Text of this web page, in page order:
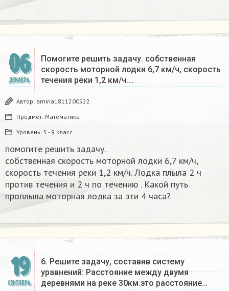
06
ДЕКАБРЬ
Помогите решить задачу. собственная
скорость моторной лодки 6,7 км/ч, скорость
течения реки 1,2 км/ч….
Автор: amina1811200522
Предмет: Математика
Уровень: 5 - 9 класс
помогите решить задачу.
собственная скорость моторной лодки 6,7 км/ч,
скорость течения реки 1,2 км/ч. Лодка плыла 2 ч
против течения и 2 ч по течению . Какой путь
проплыла моторная лодка за эти 4 часа?
19
СЕНТЯБРЬ
6. Решите задачу, составив систему
уравнений: Расстояние между двумя
деревнями на реке 30км.это расстояние…